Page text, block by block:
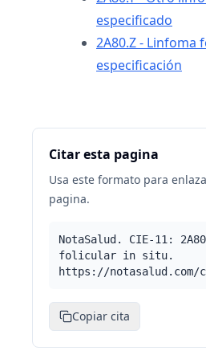
especificado
2A80.Z - Linfoma
especificación
Citar esta pagina
Usa este formato para
pagina.
NotaSalud. CIE-11:
folicular in situ.
https://notasalud.com/
Copiar cita